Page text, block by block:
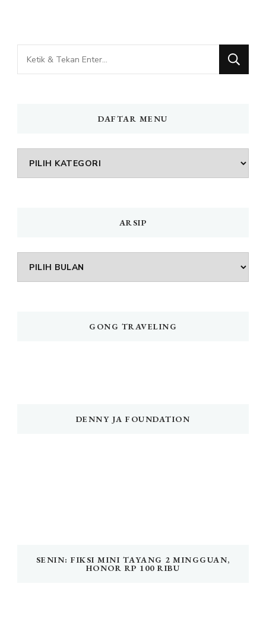
Mencari
Sesuatu?
DAFTAR MENU
DAFTAR
MENU
ARSIP
Arsip
GONG TRAVELING
DENNY JA FOUNDATION
SENIN: FIKSI MINI TAYANG 2 MINGGUAN,
HONOR RP 100 RIBU